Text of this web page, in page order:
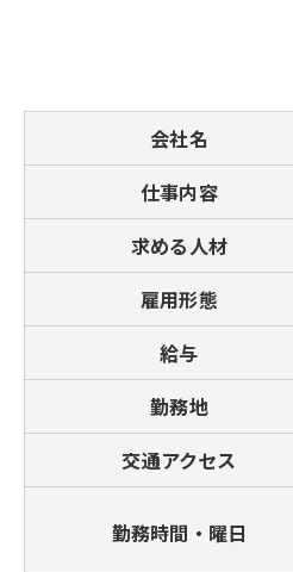
会社名
仕事内容
求める人材
雇用形態
給与
勤務地
交通アクセス
勤務時間・曜日